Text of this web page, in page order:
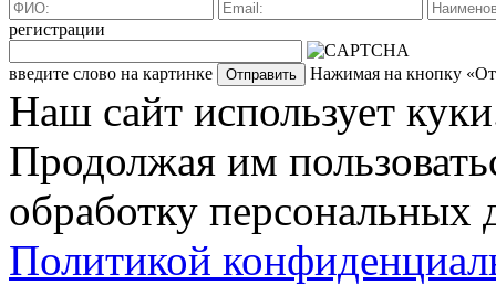
регистрации
введите слово на картинке Нажимая на кнопку
Наш сайт использует
Продолжая им
обработку персональных
Политикой